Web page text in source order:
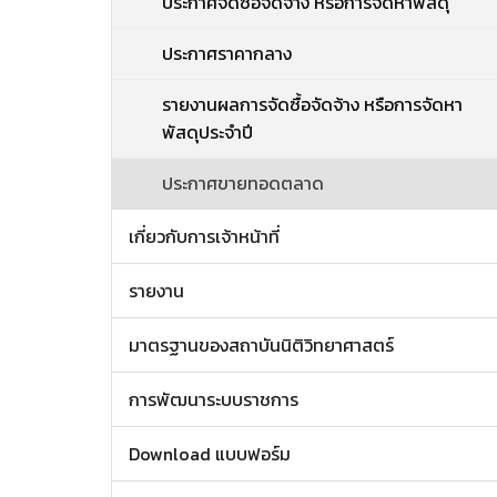
ประกาศราคากลาง
รายงานผลการจัดซื้อจัดจ้าง หรือการจัดหา
พัสดุประจำปี
ประกาศขายทอดตลาด
เกี่ยวกับการเจ้าหน้าที่
รายงาน
มาตรฐานของสถาบันนิติวิทยาศาสตร์
การพัฒนาระบบราชการ
Download แบบฟอร์ม